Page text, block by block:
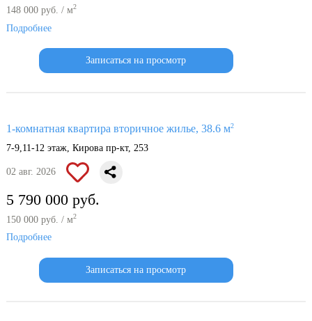
148 000 руб. / м2
Подробнее
Записаться на просмотр
1-комнатная квартира вторичное жилье, 38.6 м2
7-9,11-12 этаж, Кирова пр-кт, 253
02 авг. 2026
5 790 000 руб.
150 000 руб. / м2
Подробнее
Записаться на просмотр